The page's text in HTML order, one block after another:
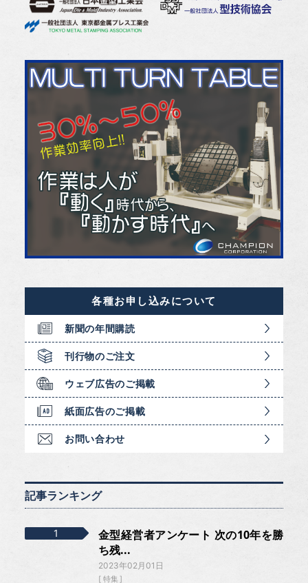
各種お申し込みについて
新聞の年間購読
刊行物のご注文
ウェブ広告のご掲載
紙面広告のご掲載
お問い合わせ
記事ランキング
金型経営者アンケート 次の10年を勝
ち残...
2023年02月01日
特集